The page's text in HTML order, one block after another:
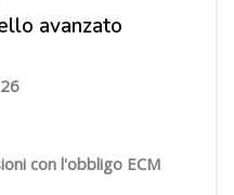
avanzato
con l'obbligo ECM